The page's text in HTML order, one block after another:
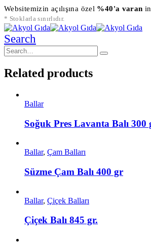
Websitemizin açılışına özel %40'a varan
* Stoklarla sınırlıdır.
Search
Related products
Ballar
Soğuk Pres Lavanta Balı 300
Ballar, Çam Balları
Süzme Çam Balı 400 gr
Ballar, Çiçek Balları
Çiçek Balı 845 gr.